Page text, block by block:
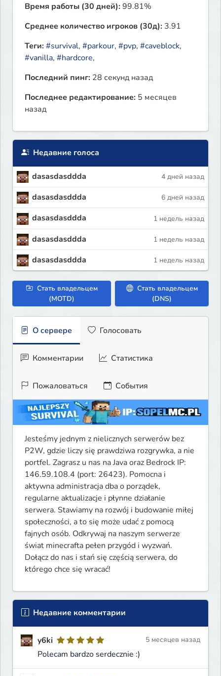
Время работы (30 дней):99.81%
Среднее количество игроков (30д): 3.91
Теги:#survival, #parkour, #pvp, #caveblock,
#vanilla, #hardcore,
Последний пинг: 28 секунд назад
Последнее редактирование: 5 месяцев
назад
Недавние голоса
dasasdasddda 4 дней назад
dasasdasddda 6 дней назад
dasasdasddda 1 недель назад
dasasdasddda 1 недель назад
dasasdasddda 1 недель назад
Стать владельцем
(MOTD)
Стать владельцем
(DNS)
О сервере Голосовать
Комментарии Статистика
Пожаловаться События
Jesteśmy jednym z nielicznych serwerów bez
P2W, gdzie liczy się prawdziwa rozgrywka, a nie
portfel. Zagrasz u nas na Java oraz Bedrock IP:
146.59.108.4 (port: 26423). Pomocna i
aktywna administracja dba o porządek,
regularne aktualizacje i płynne działanie
serwera. Stawiamy na rozwój i budowanie miłej
społeczności, a to się może udać z pomocą
fajnych osób. Odkrywaj na naszym serwerze
świat minecrafta pełen przygód i wyzwań.
Dołącz do nas i stań się częścią serwera, do
którego chce się wracać!
Недавние комментарии
y6ki
Polecam bardzo serdecznie :)
5 месяцев назад